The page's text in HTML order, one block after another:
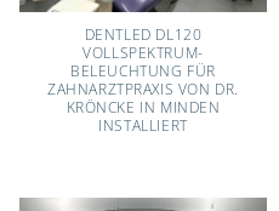
DENTLED DL120
VOLLSPEKTRUM-
BELEUCHTUNG FÜR
ZAHNARZTPRAXIS VON DR.
KRÖNCKE IN MINDEN
INSTALLIERT